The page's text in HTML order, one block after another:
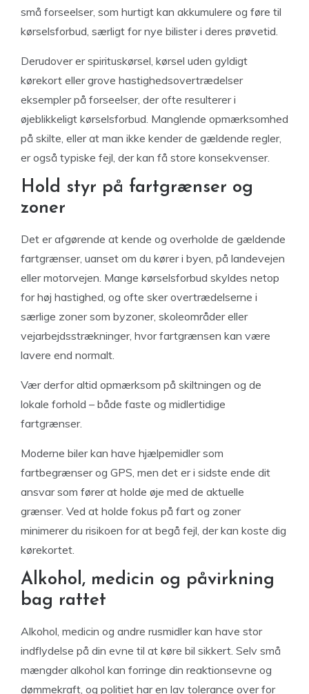
små forseelser, som hurtigt kan akkumulere og føre til
kørselsforbud, særligt for nye bilister i deres prøvetid.
Derudover er spirituskørsel, kørsel uden gyldigt
kørekort eller grove hastighedsovertrædelser
eksempler på forseelser, der ofte resulterer i
øjeblikkeligt kørselsforbud. Manglende opmærksomhed
på skilte, eller at man ikke kender de gældende regler,
er også typiske fejl, der kan få store konsekvenser.
Hold styr på fartgrænser og
zoner
Det er afgørende at kende og overholde de gældende
fartgrænser, uanset om du kører i byen, på landevejen
eller motorvejen. Mange kørselsforbud skyldes netop
for høj hastighed, og ofte sker overtrædelserne i
særlige zoner som byzoner, skoleområder eller
vejarbejdsstrækninger, hvor fartgrænsen kan være
lavere end normalt.
Vær derfor altid opmærksom på skiltningen og de
lokale forhold – både faste og midlertidige
fartgrænser.
Moderne biler kan have hjælpemidler som
fartbegrænser og GPS, men det er i sidste ende dit
ansvar som fører at holde øje med de aktuelle
grænser. Ved at holde fokus på fart og zoner
minimerer du risikoen for at begå fejl, der kan koste dig
kørekortet.
Alkohol, medicin og påvirkning
bag rattet
Alkohol, medicin og andre rusmidler kan have stor
indflydelse på din evne til at køre bil sikkert. Selv små
mængder alkohol kan forringe din reaktionsevne og
dømmekraft, og politiet har en lav tolerance over for